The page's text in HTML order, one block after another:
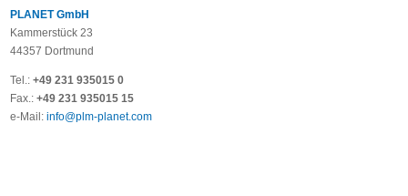
PLANET GmbH
Kammerstück 23
44357 Dortmund
Tel.:+49 231 935015 0
Fax.:+49 231 935015 15
e-Mail: info@plm-planet.com